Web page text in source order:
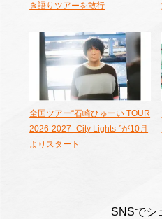
き語りツアーを敢行
全国ツアー“石崎ひゅーい TOUR
2026-2027 -City Lights-”が10月
よりスタート
SNSでシ